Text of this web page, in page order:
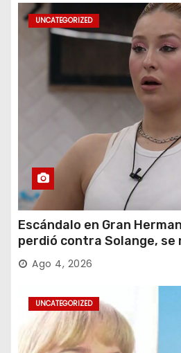
UNCATEGORIZED
Escándalo en Gran
perdió contra Solange, se
desafió al Big
Ago 4, 2026
UNCATEGORIZED